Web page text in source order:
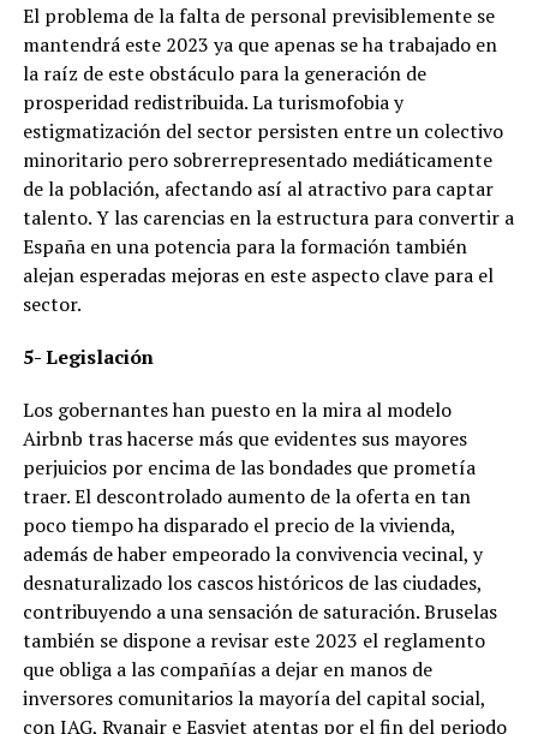
El problema de la falta de personal previsiblemente se
mantendrá este 2023 ya que apenas se ha trabajado en
la raíz de este obstáculo para la generación de
prosperidad redistribuida. La turismofobia y
estigmatización del sector persisten entre un colectivo
minoritario pero sobrerrepresentado mediáticamente
de la población, afectando así al atractivo para captar
talento. Y las carencias en la estructura para convertir a
España en una potencia para la formación también
alejan esperadas mejoras en este aspecto clave para el
sector.
5- Legislación
Los gobernantes han puesto en la mira al modelo
Airbnb tras hacerse más que evidentes sus mayores
perjuicios por encima de las bondades que prometía
traer. El descontrolado aumento de la oferta en tan
poco tiempo ha disparado el precio de la vivienda,
además de haber empeorado la convivencia vecinal, y
desnaturalizado los cascos históricos de las ciudades,
contribuyendo a una sensación de saturación. Bruselas
también se dispone a revisar este 2023 el reglamento
que obliga a las compañías a dejar en manos de
inversores comunitarios la mayoría del capital social,
con IAG, Ryanair e Easyjet atentas por el fin del periodo